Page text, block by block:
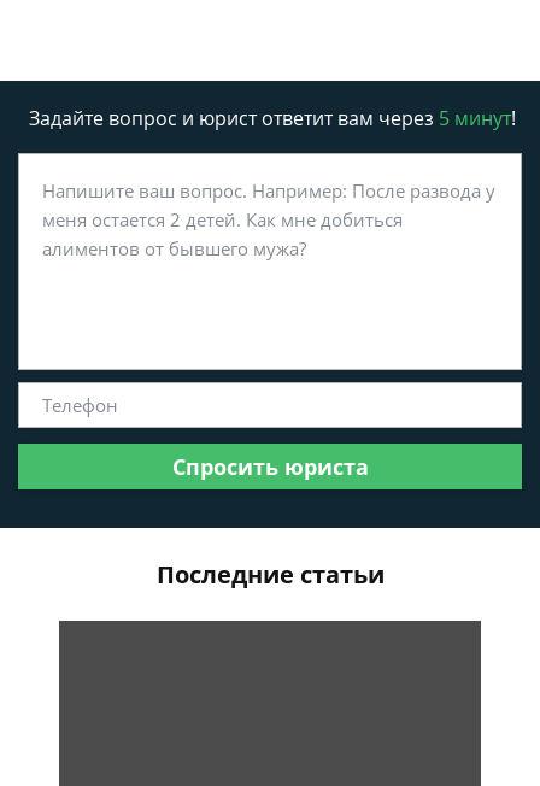
Задайте вопрос и юрист ответит вам через 5 минут!
Спросить юриста
Последние статьи